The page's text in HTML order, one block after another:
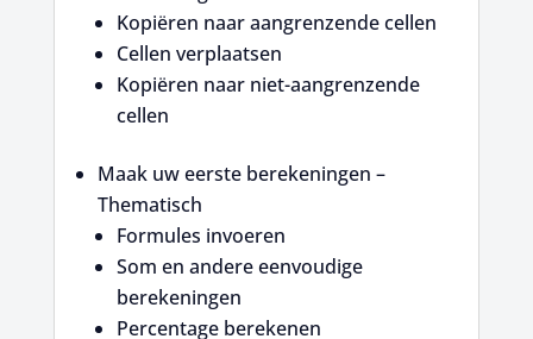
Kopiëren naar aangrenzende cellen
Cellen verplaatsen
Kopiëren naar niet-aangrenzende
cellen
Maak uw eerste berekeningen –
Thematisch
Formules invoeren
Som en andere eenvoudige
berekeningen
Percentage berekenen